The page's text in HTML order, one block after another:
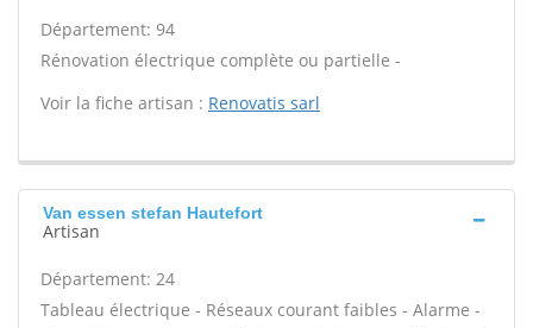
Département: 94
Rénovation électrique complète ou partielle -
Voir la fiche artisan : Renovatis sarl
Van essen stefan Hautefort
Artisan
Département: 24
Tableau électrique - Réseaux courant faibles - Alarme -